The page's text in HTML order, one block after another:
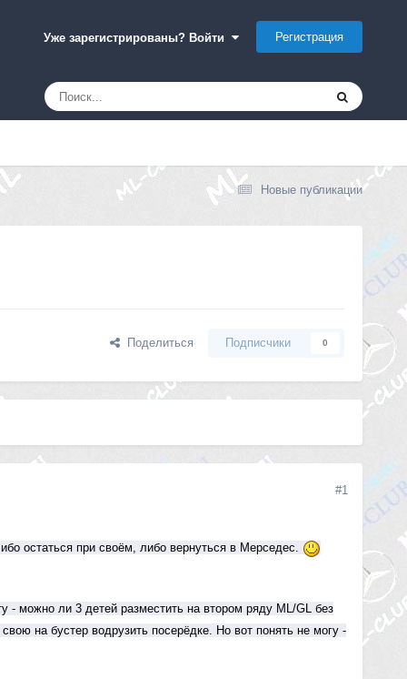
Уже зарегистрированы? Войти Регистрация
Новые публикации
Поделиться Подписчики 0
#1
остаться при своём, либо вернуться в Мерседес.
- можно ли 3 детей разместить на втором ряду ML/GL без
на бустер водрузить посерёдке. Но вот понять не могу -